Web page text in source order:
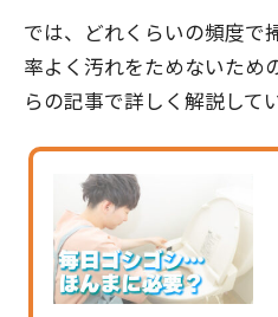
では、どれくらいの頻度で
率よく汚れをためないため
らの記事で詳しく解説して